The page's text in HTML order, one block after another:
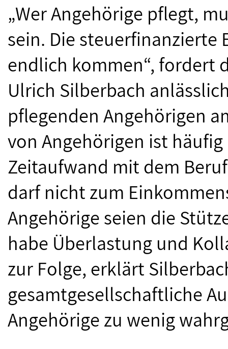
„Wer Angehörige pflegt,
sein. Die
endlich kommen“, fordert
Ulrich Silberbach
pflegenden Angehörigen
von Angehörigen ist
Zeitaufwand mit dem
darf nicht zum
Angehörige seien die
habe Überlastung und
zur Folge, erklärt
gesamtgesellschaftliche
Angehörige zu wenig